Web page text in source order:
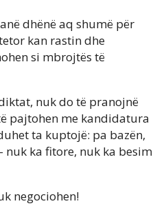
dhënë aq shumë për
kan rastin dhe
si mbrojtës të
nuk do të pranojnë
pajtohen me kandidatura
ta kuptojë: pa bazën,
nuk ka fitore, nuk ka besim
negociohen!